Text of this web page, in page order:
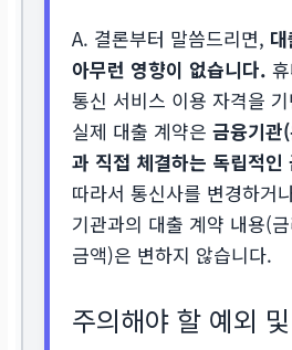
A. 결론부터 말씀드리면,
아무런 영향이 없습니다.
통신 서비스 이용 자격을
실제 대출 계약은금융기관
과 직접 체결하는 독립적인
따라서 통신사를 변경하거
기관과의 대출 계약 내용(
금액)은 변하지 않습니다.
주의해야 할 예외